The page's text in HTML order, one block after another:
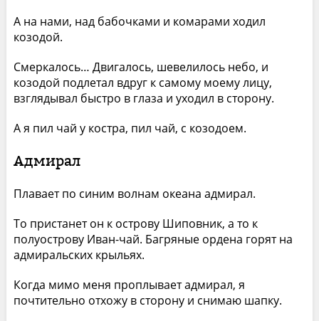
А на нами, над бабочками и комарами ходил
козодой.
Смеркалось… Двигалось, шевелилось небо, и
козодой подлетал вдруг к самому моему лицу,
взглядывал быстро в глаза и уходил в сторону.
А я пил чай у костра, пил чай, с козодоем.
Адмирал
Плавает по синим волнам океана адмирал.
То пристанет он к острову Шиповник, а то к
полуострову Иван-чай. Багряные ордена горят на
адмиральских крыльях.
Когда мимо меня проплывает адмирал, я
почтительно отхожу в сторону и снимаю шапку.